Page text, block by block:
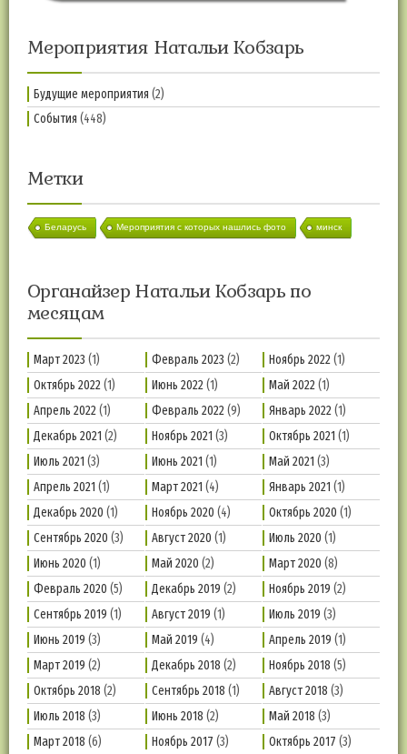
Мероприятия Натальи Кобзарь
Будущие мероприятия (2)
События (448)
Метки
Беларусь Мероприятия с которых нашлись фото минск
Органайзер Натальи Кобзарь по
месяцам
Март 2023 (1) Февраль 2023 (2) Ноябрь 2022(1)
Октябрь 2022(1) Июнь 2022(1) Май 2022(1)
Апрель 2022(1) Февраль 2022(9) Январь 2022(1)
Декабрь 2021 (2) Ноябрь 2021 (3) Октябрь 2021 (1)
Июль 2021 (3) Июнь 2021 (1) Май 2021 (3)
Апрель 2021 (1) Март 2021 (4) Январь 2021 (1)
Декабрь 2020 (1) Ноябрь 2020 (4) Октябрь 2020 (1)
Сентябрь 2020 (3) Август 2020 (1) Июль 2020 (1)
Июнь 2020 (1) Май 2020 (2) Март 2020 (8)
Февраль 2020 (5) Декабрь 2019 (2) Ноябрь 2019 (2)
Сентябрь 2019 (1) Август 2019 (1) Июль 2019 (3)
Июнь 2019 (3) Май 2019 (4) Апрель 2019 (1)
Март 2019 (2) Декабрь 2018 (2) Ноябрь 2018 (5)
Октябрь 2018 (2) Сентябрь 2018 (1) Август 2018 (3)
Июль 2018 (3) Июнь 2018 (2) Май 2018 (3)
Март 2018 (6) Ноябрь 2017 (3) Октябрь 2017 (3)